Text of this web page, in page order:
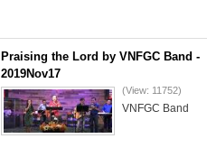
Praising the Lord by VNFGC Band -
2019Nov17
(View: 11752)
VNFGC Band